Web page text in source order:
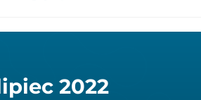
2022